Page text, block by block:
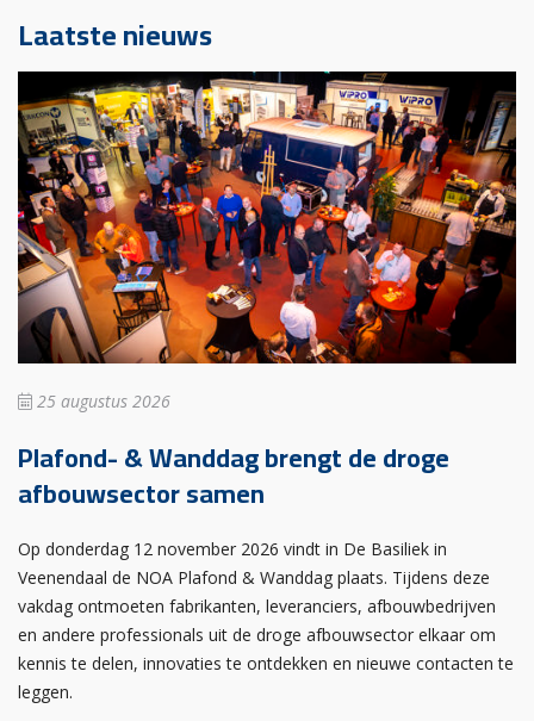
Laatste nieuws
25 augustus 2026
Plafond- & Wanddag brengt de droge
afbouwsector samen
Op donderdag 12 november 2026 vindt in De Basiliek in
Veenendaal de NOA Plafond & Wanddag plaats. Tijdens deze
vakdag ontmoeten fabrikanten, leveranciers, afbouwbedrijven
en andere professionals uit de droge afbouwsector elkaar om
kennis te delen, innovaties te ontdekken en nieuwe contacten te
leggen.